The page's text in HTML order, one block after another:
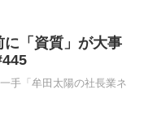
「資質」が大事
手「牟田太陽の社長業ネ